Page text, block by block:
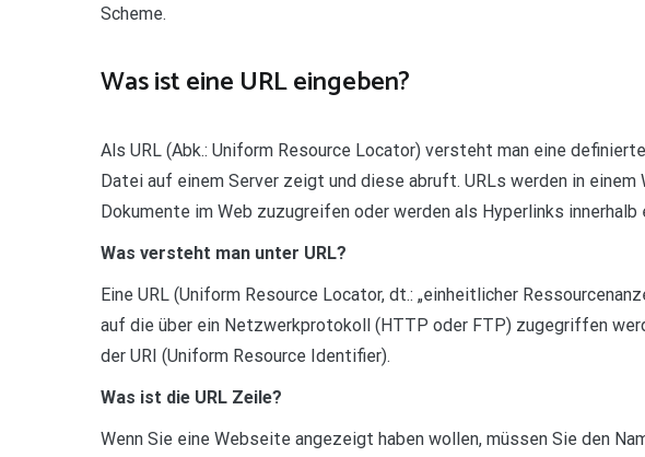
Scheme.
Was ist eine URL eingeben?
Als URL (Abk.: Uniform Resource Locator) versteht man eine
Datei auf einem Server zeigt und diese abruft. URLs werden in einem
Dokumente im Web zuzugreifen oder werden als Hyperlinks
Was versteht man unter URL?
Eine URL (Uniform Resource Locator, dt.: „einheitlicher
auf die über ein Netzwerkprotokoll (HTTP oder FTP) zugegriffen
der URI (Uniform Resource Identifier).
Was ist die URL Zeile?
Wenn Sie eine Webseite angezeigt haben wollen, müssen Sie den